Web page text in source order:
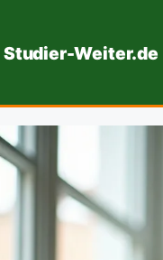
Studier-Weiter.de